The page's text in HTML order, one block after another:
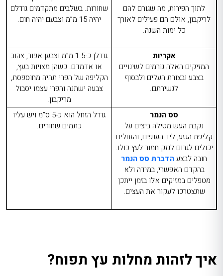
לתוך הפירות, מה שגורם להם
לריקבון, אולם הם פעילים לאורך
כל ימות השנה.
שחורות. בשלבים מתקדמים גודלם
יהיה 15 מ”מ וצבעם יהיה חום.
אקריות
המזיקים האלה גורמים לשינויים
בצבע ובצורת העלים ולבסוף
לנשירתם.
גודלן כ-1.5 מ”מ וצבען אפור, צהוב
או אדמדם. כשהן מצויות בעץ,
הקליפה של הפרי תהיה מחוספסת,
צבעה ישתנה והפרי עצמו יסבול
מריקבון.
סס הנמר
נקבת העש מטילה ביצים על
קליפת הגזע, ליד הענפים, והזחלים
יכולים לגרום לנזק חמור לעץ כולו.
חובה לבצעהדברת סס הנמר
בהקדם האפשרי, במידה ולא
מטפלים במזיקים אלו בזמן ייתכן
שתצטרכו לעקור את העצים.
גודל הזחל הוא כ-5 ס”מ ויש עליו
כתמים שחורים.
איך לזהות מחלות עץ תפוח?